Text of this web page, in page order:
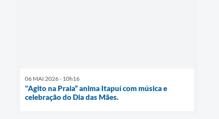
06 MAI 2026 - 10h16
"Agito na Praia” anima Itapuí com música e
celebração do Dia das Mães.